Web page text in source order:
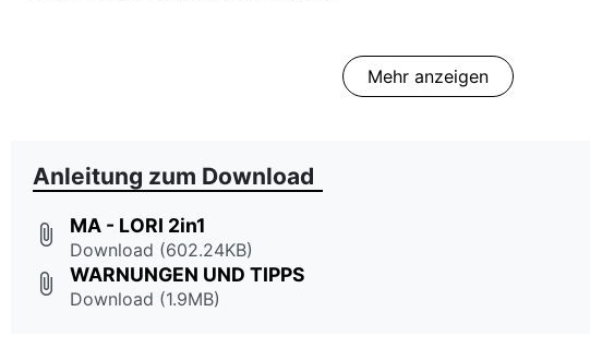
Mehr anzeigen
Anleitung zum Download
attach_file MA - LORI 2in1
Download (602.24KB)
attach_file WARNUNGEN UND TIPPS
Download (1.9MB)